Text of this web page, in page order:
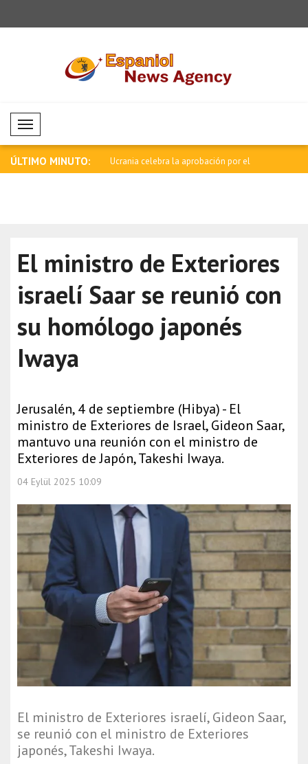
Mobil Menü
ÚLTIMO MINUTO:
la aprobación por el Milatovic felicita a la selección de bal..
El ministro de Exteriores
israelí Saar se reunió con
su homólogo japonés
Iwaya
Jerusalén, 4 de septiembre (Hibya) - El
ministro de Exteriores de Israel, Gideon Saar,
mantuvo una reunión con el ministro de
Exteriores de Japón, Takeshi Iwaya.
04 Eylül 2025 10:09
El ministro de Exteriores israelí, Gideon Saar,
se reunió con el ministro de Exteriores
japonés, Takeshi Iwaya.